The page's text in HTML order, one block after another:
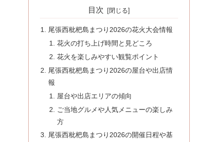
目次
尾張西枇杷島まつり2026の花火大会情報
花火の打ち上げ時間と見どころ
花火を楽しみやすい観覧ポイント
尾張西枇杷島まつり2026の屋台や出店情
報
屋台や出店エリアの傾向
ご当地グルメや人気メニューの楽しみ
方
尾張西枇杷島まつり2026の開催日程や基